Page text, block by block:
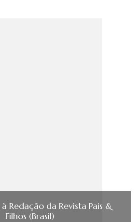
Redação da Revista Pais &
Filhos (Brasil)